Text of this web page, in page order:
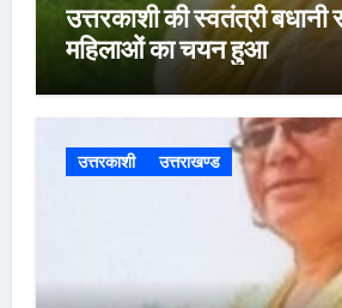
उत्तरकाशी की स्वतंत्री
महिलाओं का चयन हुआ
उत्तरकाशी उत्तराखण्ड